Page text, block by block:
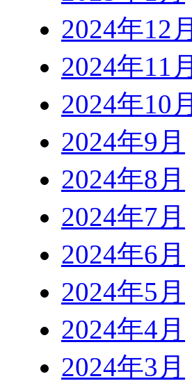
2024年12月
2024年11月
2024年10月
2024年9月
2024年8月
2024年7月
2024年6月
2024年5月
2024年4月
2024年3月